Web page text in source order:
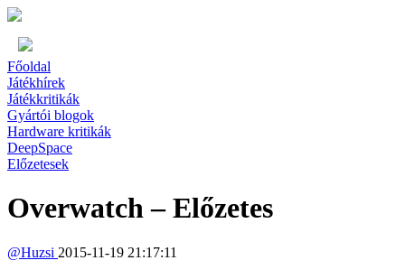
Főoldal
Játékhírek
Játékkritikák
Gyártói blogok
Hardware kritikák
DeepSpace
Előzetesek
Overwatch – Előzetes
@Huzsi 2015-11-19 21:17:11